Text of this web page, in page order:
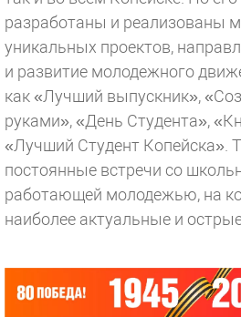
разработаны и реализованы
уникальных проектов,
и развитие молодежного
как «Лучший выпускник»,
руками», «День Студента»,
«Лучший Студент Копейска».
постоянные встречи со
работающей молодежью, на
наиболее актуальные и